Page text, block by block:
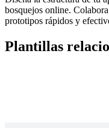
bosquejos online.
prototipos rápidos y
Plantillas